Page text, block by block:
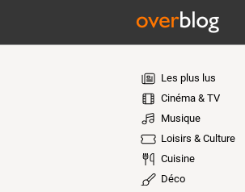
Les plus lus
Cinéma & TV
Musique
Loisirs & Culture
Cuisine
Déco